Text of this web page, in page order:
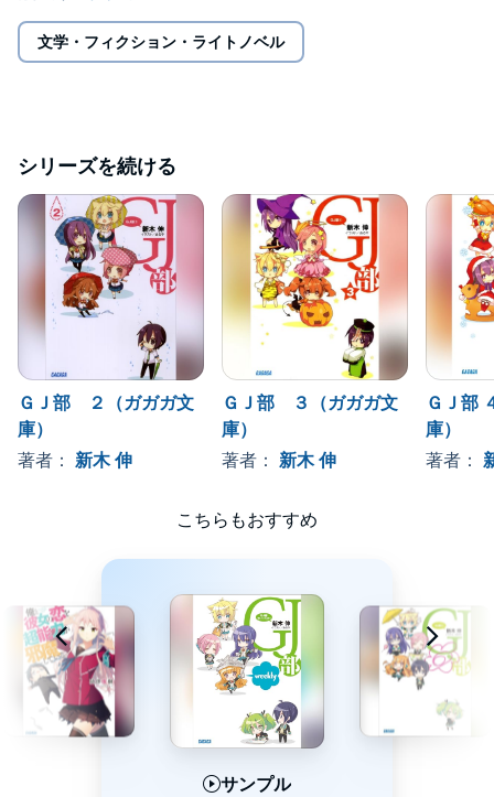
文学・フィクション・ライトノベル
シリーズを続ける
ＧＪ部 ２（ガガガ文
庫）
著者： 新木 伸
ＧＪ部 ３（ガガガ文
庫）
著者： 新木 伸
ＧＪ部
庫）
著者：
こちらもおすすめ
サンプル